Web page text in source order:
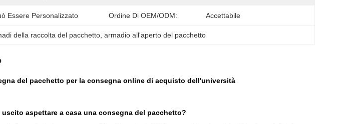
Essere Personalizzato Ordine Di OEM/ODM: Accettabile
della raccolta del pacchetto , armadio all'aperto del pacchetto
del pacchetto per la consegna online di acquisto dell'università
aspettare a casa una consegna del pacchetto?